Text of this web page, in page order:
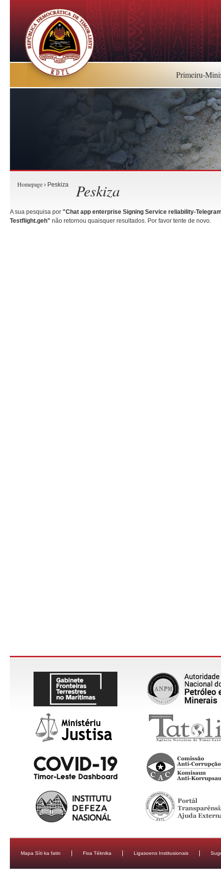
Primeiru-
Homepage › Peskiza Peskiza
A sua pesquisa por "Chat app enterprise Signing Service reliability-
Testflight.geh" não retornou quaisquer resultados. Por favor tente de novo.
Mapa Síti ka fatin Fixa Téknika Ligasoens Institusionais